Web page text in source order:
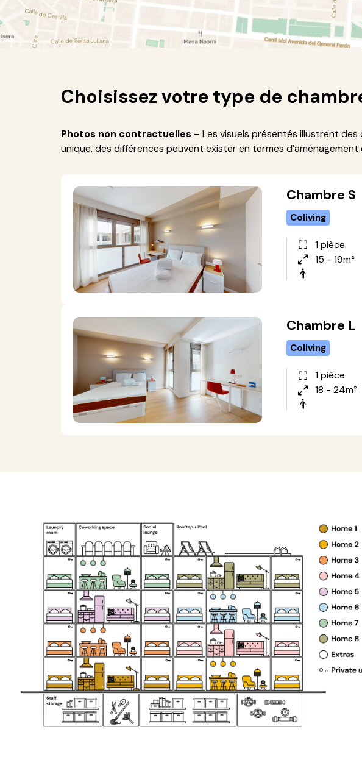
Choisissez votre type de
Photos non contractuelles – Les visuels présentés illustrent
unique, des différences peuvent exister en termes
Chambre S
Coliving
1 pièce
15 - 19m²
Chambre L
Coliving
1 pièce
18 - 24m²